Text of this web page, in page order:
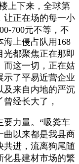
上下来，全球第
让正在场的每一小
700元不等，不
海上侵占队用168
光都聚焦正在那即
而这一切，正在姑
示了平易近营企业
及来自内地的严沉
经长大了，
力量。“吸粪车
曲以来都是我县商
共进，流离狗尾随
化县建材市场的繁